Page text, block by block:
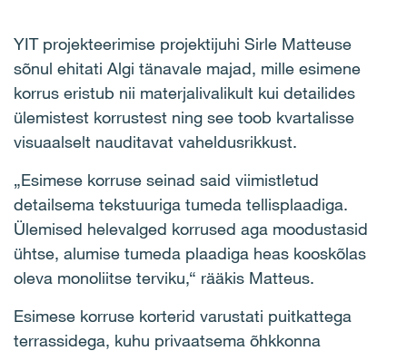
YIT projekteerimise projektijuhi Sirle Matteuse
sõnul ehitati Algi tänavale majad, mille esimene
korrus eristub nii materjalivalikult kui detailides
ülemistest korrustest ning see toob kvartalisse
visuaalselt nauditavat vaheldusrikkust.
„Esimese korruse seinad said viimistletud
detailsema tekstuuriga tumeda tellisplaadiga.
Ülemised helevalged korrused aga moodustasid
ühtse, alumise tumeda plaadiga heas kooskõlas
oleva monoliitse terviku,“ rääkis Matteus.
Esimese korruse korterid varustati puitkattega
terrassidega, kuhu privaatsema õhkkonna